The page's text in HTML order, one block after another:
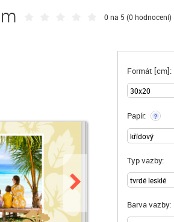
0 na 5 (0 hodnocení)
Formát [cm]:
Papír: ?
Typ vazby:
Barva vazby: